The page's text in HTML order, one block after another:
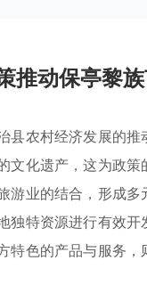
推动保亭黎
县农村经济发展的
文化遗产，这为政
游业的结合，形成
独特资源进行有效
特色的产品与服务